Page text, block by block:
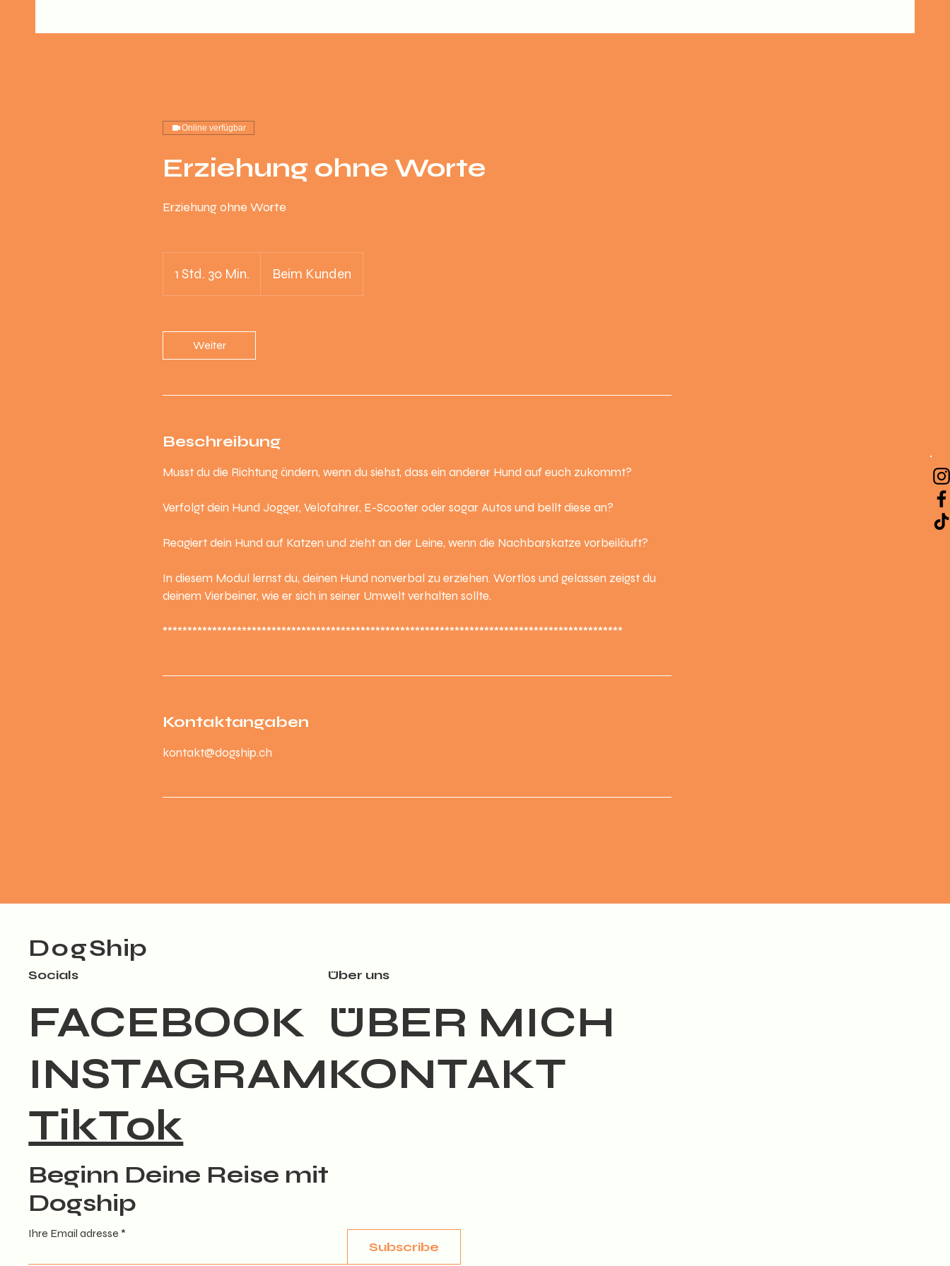
Online verfügbar
Erziehung ohne Worte
Erziehung ohne Worte
1 Std. 30 Min.
S
d
M
.
Beim Kunden
Weiter
Beschreibung
Musst du die Richtung ändern, wenn du siehst, dass ein anderer Hund auf euch zukommt?
Verfolgt dein Hund Jogger, Velofahrer, E-Scooter oder sogar Autos und bellt diese an?
Reagiert dein Hund auf Katzen und zieht an der Leine, wenn die Nachbarskatze vorbeiläuft?
In diesem Modul lernst du, deinen Hund nonverbal zu erziehen. Wortlos und gelassen zeigst du
deinem Vierbeiner, wie er sich in seiner Umwelt verhalten sollte.
Kontaktangaben
kontakt@dogship.ch
Socials
FACEBOOK
INSTAGRAM
TikTok
Über uns
ÜBER MICH
KONTAKT
Beginn Deine Reise mit
Dogship
Ihre Email adresse
Subscribe
DogShip